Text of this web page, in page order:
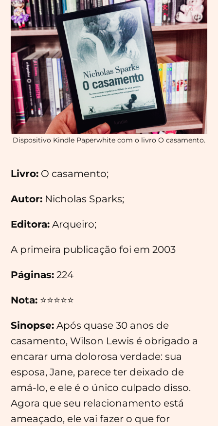
Dispositivo Kindle Paperwhite com o livro O casamento.
Livro: O casamento;
Autor: Nicholas Sparks;
Editora: Arqueiro;
A primeira publicação foi em 2003
Páginas: 224
Nota: ⭐⭐⭐⭐⭐
Sinopse: Após quase 30 anos de
casamento, Wilson Lewis é obrigado a
encarar uma dolorosa verdade: sua
esposa, Jane, parece ter deixado de
amá-lo, e ele é o único culpado disso.
Agora que seu relacionamento está
ameaçado, ele vai fazer o que for